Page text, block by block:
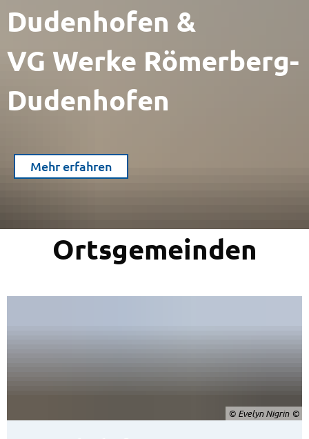
Dudenhofen &
VG Werke Römerberg-
Dudenhofen
Mehr erfahren
Ortsgemeinden
© Evelyn Nigrin